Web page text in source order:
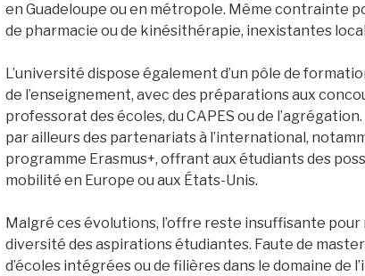
en Guadeloupe ou en métropole. Même contrainte
de pharmacie ou de kinésithérapie, inexistantes
L’université dispose également d’un pôle de
de l’enseignement, avec des préparations aux
professorat des écoles, du CAPES ou de
par ailleurs des partenariats à l’international,
programme Erasmus+, offrant aux étudiants des
mobilité en Europe ou aux États-Unis.
Malgré ces évolutions, l’offre reste insuffisante pour
diversité des aspirations étudiantes. Faute de
d’écoles intégrées ou de filières dans le domaine de